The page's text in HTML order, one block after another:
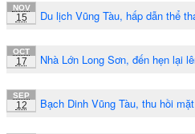
NOV
15 Du lịch Vũng Tàu, hấp dẫn thể
OCT
17 Nhà Lớn Long Sơn, đến hẹn lại
SEP
12 Bạch Dinh Vũng Tàu, thu hồi